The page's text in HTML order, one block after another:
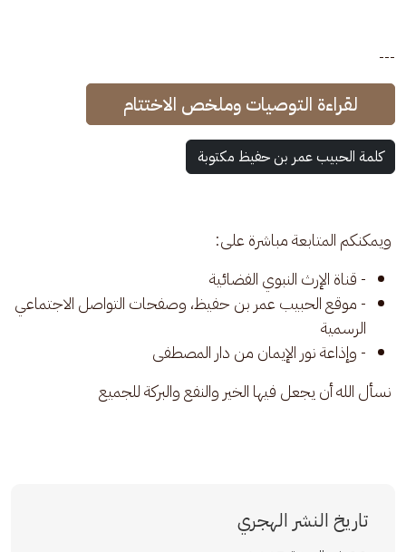
---
لقراءة التوصيات وملخص الاختتام
كلمة الحبيب عمر بن حفيظ مكتوبة
ويمكنكم المتابعة مباشرة على:
- قناة الإرث النبوي الفضائية
- موقع الحبيب عمر بن حفيظ، وصفحات التواصل الاجتماعي
الرسمية
- وإذاعة نور الإيمان من دار المصطفى
نسأل الله أن يجعل فيها الخير والنفع والبركة للجميع
تاريخ النشر الهجري